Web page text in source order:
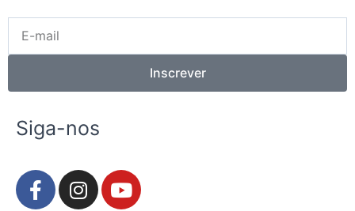
mail
Inscrever
Siga-nos
F
a
I
n
Y
o